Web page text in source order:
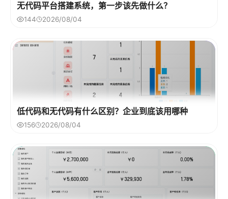
无代码平台搭建系统，第一步该先做什么？
144 2026/08/04
低代码和无代码有什么区别？企业到底该用哪种
156 2026/08/04